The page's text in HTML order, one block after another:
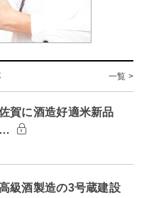
一覧 >
賀に酒造好適米新品
…
級酒製造の3号蔵建設